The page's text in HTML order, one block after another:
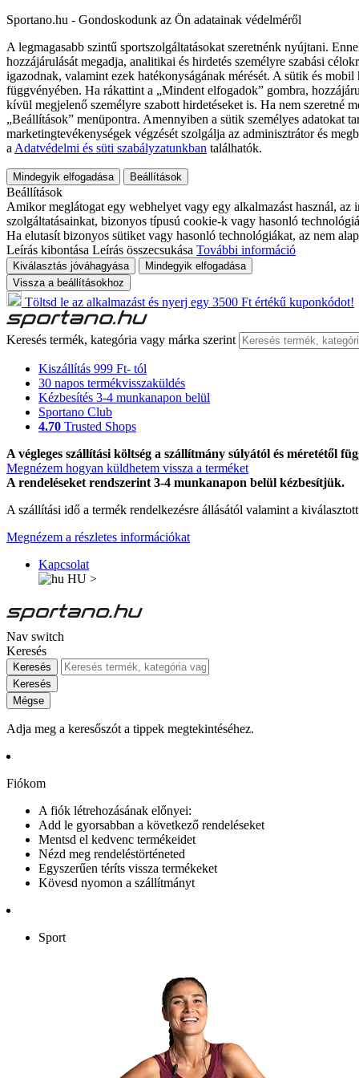
Sportano.hu - Gondoskodunk az Ön adatainak védelméről
A legmagasabb szintű sportszolgáltatásokat szeretnénk nyújtani.
hozzájárulását megadja, analitikai és hirdetés személyre szabási
igazodnak, valamint ezek hatékonyságának mérését. A sütik és
függvényében. Ha rákattint a „Mindent elfogadok” gombra,
kívül megjelenő személyre szabott hirdetéseket is. Ha nem szeretné
„Beállítások” menüpontra. Amennyiben a sütik személyes adatokat
marketingtevékenységek végzését szolgálja az adminisztrátor és
a Adatvédelmi és süti szabályzatunkban találhatók.
Mindegyik elfogadása Beállítások
Beállítások
Amikor meglátogat egy webhelyet vagy egy alkalmazást használ,
szolgáltatásainkat, bizonyos típusú cookie-k vagy hasonló
Ha elutasít bizonyos sütiket vagy hasonló technológiákat, az nem
Leírás kibontása Leírás összecsukása További információ
Kiválasztás jóváhagyása
Mindegyik elfogadása
Vissza a beállításokhoz
Töltsd le az alkalmazást és nyerj egy 3500 Ft értékű kuponkódot!
Keresés termék, kategória vagy márka szerint
Kiszállítás 999 Ft- tól
30 napos termékvisszaküldés
Kézbesítés 3-4 munkanapon belül
Sportano Club
4.70 Trusted Shops
A végleges szállítási költség a szállítmány súlyától és méretétől
Megnézem hogyan küldhetem vissza a terméket
A rendeléseket rendszerint 3-4 munkanapon belül kézbesítjük.
A szállítási idő a termék rendelkezésre állásától valamint a
Megnézem a részletes információkat
Kapcsolat
HU >
Nav switch
Keresés
Keresés
Keresés
Mégse
Adja meg a keresőszót a tippek megtekintéséhez.
Fiókom
A fiók létrehozásának előnyei:
Add le gyorsabban a következő rendeléseket
Mentsd el kedvenc termékeidet
Nézd meg rendeléstörténeted
Egyszerűen téríts vissza termékeket
Kövesd nyomon a szállítmányt
Sport